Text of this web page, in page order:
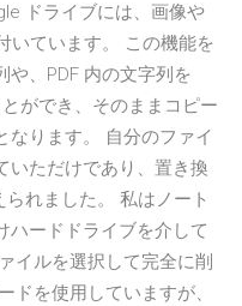
ドライブには、画像や
いています。 この機能を
や、PDF 内の文字列を
ができ、そのままコピー
なります。 自分のファイ
いただけであり、置き換
れました。 私はノート
ハードドライブを介して
イルを選択して完全に削
ドを使用していますが、